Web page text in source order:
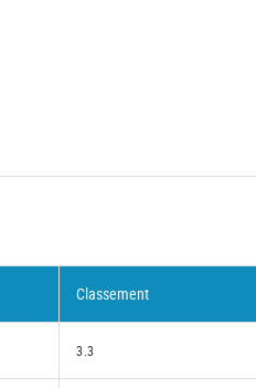
Classement
3.3